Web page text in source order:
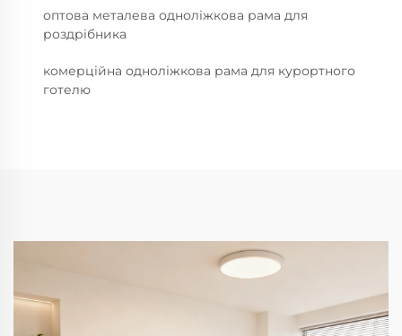
оптова металева одноліжкова рама для
роздрібника
комерційна одноліжкова рама для курортного
готелю